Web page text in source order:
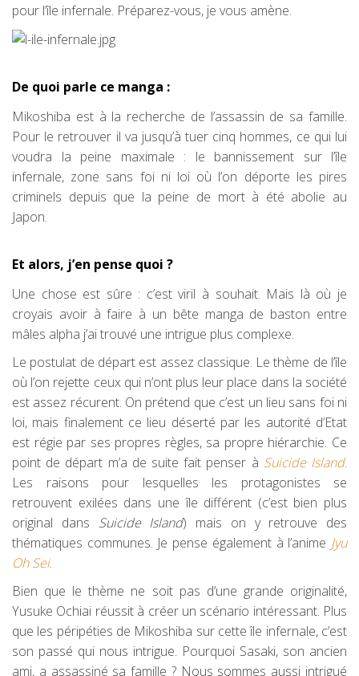
pour l’île infernale. Préparez-vous, je vous amène.
De quoi parle ce manga :
Mikoshiba est à la recherche de l’assassin de sa famille.
Pour le retrouver il va jusqu’à tuer cinq hommes, ce qui lui
voudra la peine maximale : le bannissement sur l’île
infernale, zone sans foi ni loi où l’on déporte les pires
criminels depuis que la peine de mort à été abolie au
Japon.
Et alors, j’en pense quoi ?
Une chose est sûre : c’est viril à souhait. Mais là où je
croyais avoir à faire à un bête manga de baston entre
mâles alpha j’ai trouvé une intrigue plus complexe.
Le postulat de départ est assez classique. Le thème de l’île
où l’on rejette ceux qui n’ont plus leur place dans la société
est assez récurent. On prétend que c’est un lieu sans foi ni
loi, mais finalement ce lieu déserté par les autorité d’Etat
est régie par ses propres règles, sa propre hiérarchie. Ce
point de départ m’a de suite fait penser à Suicide Island.
Les raisons pour lesquelles les protagonistes se
retrouvent exilées dans une île différent (c’est bien plus
original dans Suicide Island) mais on y retrouve des
thématiques communes. Je pense également à l’anime Jyu
Oh Sei.
Bien que le thème ne soit pas d’une grande originalité,
Yusuke Ochiai réussit à créer un scénario intéressant. Plus
que les péripéties de Mikoshiba sur cette île infernale, c’est
son passé qui nous intrigue. Pourquoi Sasaki, son ancien
ami, a assassiné sa famille ? Nous sommes aussi intrigué